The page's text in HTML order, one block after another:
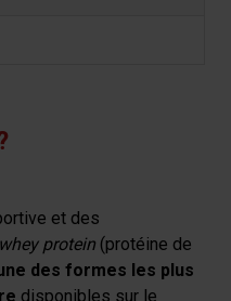
et des
whey protein (protéine de
des formes les plus
disponibles sur le